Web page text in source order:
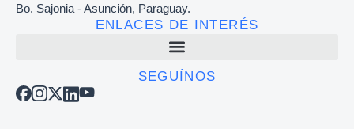
Bo. Sajonia - Asunción, Paraguay.
ENLACES DE INTERÉS
SEGUÍNOS